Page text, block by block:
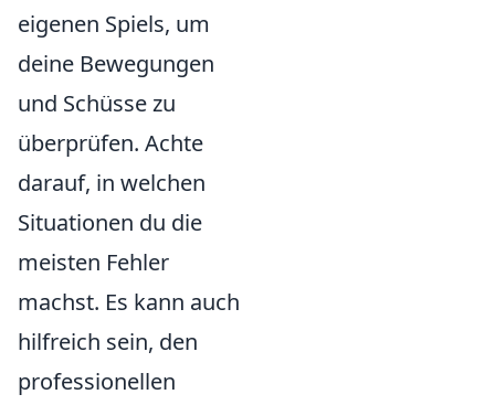
eigenen Spiels, um
deine Bewegungen
und Schüsse zu
überprüfen. Achte
darauf, in welchen
Situationen du die
meisten Fehler
machst. Es kann auch
hilfreich sein, den
professionellen